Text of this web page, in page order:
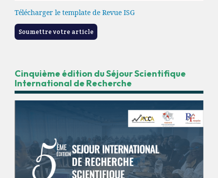
Télécharger le template de Revue ISG
Soumettre votre article
Cinquième édition du Séjour Scientifique
International de Recherche